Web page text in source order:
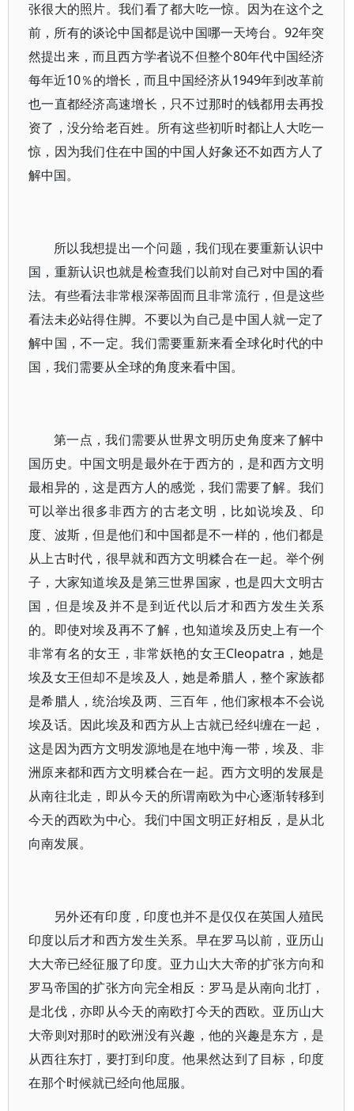
张很大的照片。我们看了都大吃一惊。因为在这个之
前，所有的谈论中国都是说中国哪一天垮台。92年突
然提出来，而且西方学者说不但整个80年代中国经济
每年近10％的增长，而且中国经济从1949年到改革前
也一直都经济高速增长，只不过那时的钱都用去再投
资了，没分给老百姓。所有这些初听时都让人大吃一
惊，因为我们住在中国的中国人好象还不如西方人了
解中国。
所以我想提出一个问题，我们现在要重新认识中
国，重新认识也就是检查我们以前对自己对中国的看
法。有些看法非常根深蒂固而且非常流行，但是这些
看法未必站得住脚。不要以为自己是中国人就一定了
解中国，不一定。我们需要重新来看全球化时代的中
国，我们需要从全球的角度来看中国。
第一点，我们需要从世界文明历史角度来了解中
国历史。中国文明是最外在于西方的，是和西方文明
最相异的，这是西方人的感觉，我们需要了解。我们
可以举出很多非西方的古老文明，比如说埃及、印
度、波斯，但是他们和中国都是不一样的，他们都是
从上古时代，很早就和西方文明糅合在一起。举个例
子，大家知道埃及是第三世界国家，也是四大文明古
国，但是埃及并不是到近代以后才和西方发生关系
的。即使对埃及再不了解，也知道埃及历史上有一个
非常有名的女王，非常妖艳的女王Cleopatra，她是
埃及女王但却不是埃及人，她是希腊人，整个家族都
是希腊人，统治埃及两、三百年，他们家根本不会说
埃及话。因此埃及和西方从上古就已经纠缠在一起，
这是因为西方文明发源地是在地中海一带，埃及、非
洲原来都和西方文明糅合在一起。西方文明的发展是
从南往北走，即从今天的所谓南欧为中心逐渐转移到
今天的西欧为中心。我们中国文明正好相反，是从北
向南发展。
另外还有印度，印度也并不是仅仅在英国人殖民
印度以后才和西方发生关系。早在罗马以前，亚历山
大大帝已经征服了印度。亚力山大大帝的扩张方向和
罗马帝国的扩张方向完全相反：罗马是从南向北打，
是北伐，亦即从今天的南欧打今天的西欧。亚历山大
大帝则对那时的欧洲没有兴趣，他的兴趣是东方，是
从西往东打，要打到印度。他果然达到了目标，印度
在那个时候就已经向他屈服。